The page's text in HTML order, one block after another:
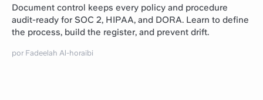
Document control keeps every policy and procedure
audit-ready for SOC 2, HIPAA, and DORA. Learn to define
the process, build the register, and prevent drift.
por Fadeelah Al-horaibi